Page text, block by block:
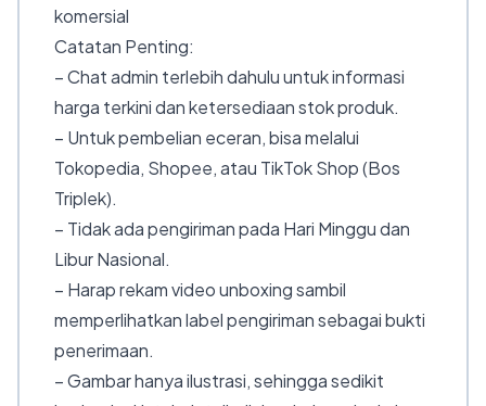
komersial
Catatan Penting:
– Chat admin terlebih dahulu untuk informasi
harga terkini dan ketersediaan stok produk.
– Untuk pembelian eceran, bisa melalui
Tokopedia, Shopee, atau TikTok Shop (Bos
Triplek).
– Tidak ada pengiriman pada Hari Minggu dan
Libur Nasional.
– Harap rekam video unboxing sambil
memperlihatkan label pengiriman sebagai bukti
penerimaan.
– Gambar hanya ilustrasi, sehingga sedikit